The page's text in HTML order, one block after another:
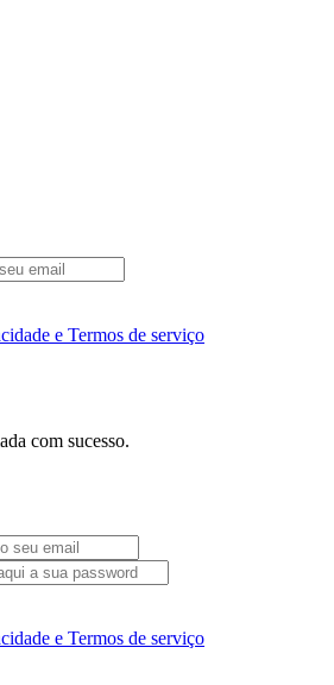
e Termos de serviço
com sucesso.
e Termos de serviço